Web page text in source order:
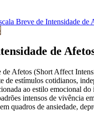
Breve de Intensidade
de
de Afetos (Short Affect
de estímulos cotidianos,
ao estilo emocional
intensos de vivência
quadros de ansiedade,